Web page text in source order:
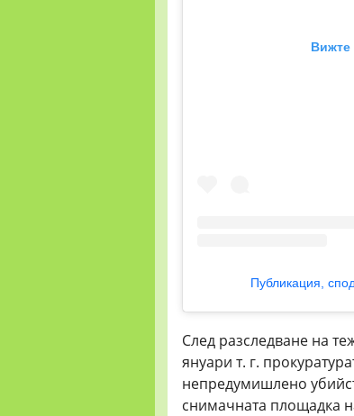
Вижте
Публикация,
След разследване на
януари т. г.
непредумишлено
снимачната площадка